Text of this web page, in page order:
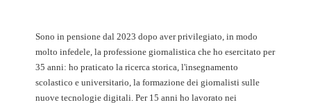
Sono in pensione dal 2023 dopo aver privilegiato, in modo
molto infedele, la professione giornalistica che ho esercitato per
35 anni: ho praticato la ricerca storica, l'insegnamento
scolastico e universitario, la formazione dei giornalisti sulle
nuove tecnologie digitali. Per 15 anni ho lavorato nei